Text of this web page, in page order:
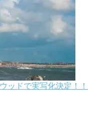
ッドで実写化決定！！